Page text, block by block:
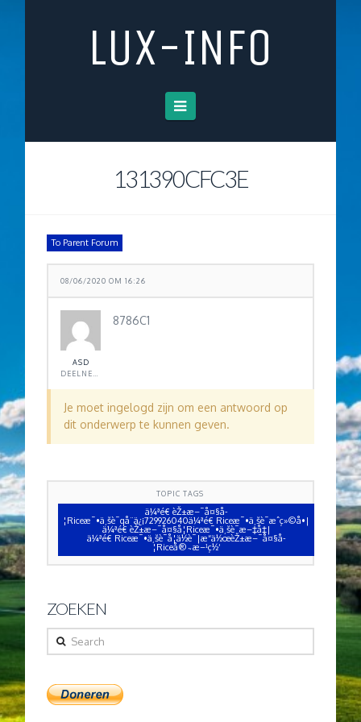
LUX-INFO
Navigation
131390CFC3E
To Parent Forum
08/06/2020 OM 16:26
ASD
8786C1
Je moet ingelogd zijn om een antwoord op
dit onderwerp te kunnen geven.
TOPIC TAGS
ä¼ªé€ èŽ±æ–¯å¤§å­
¦Riceæ¯•ä¸šè¯qå¨ä¿¡729926040ä¼ªé€ Riceæ¯•ä¸šè¯æˆç»©å•|
ä¼ªé€ èŽ±æ–¯å¤§å­¦Riceæ¯•ä¸šè¯æ–‡å‡­|
ä¼ªé€ Riceæ¯•ä¸šè¯å­¦ä½è¯|æ“ä½œèŽ±æ–¯å¤§å­
¦Riceå®˜æ–¹ç½‘
ZOEKEN
Search